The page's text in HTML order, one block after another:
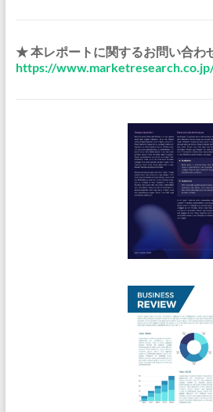
★ 本レポートに関するお問い合わ
https://